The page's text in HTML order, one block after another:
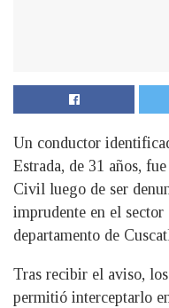
Un conductor
Estrada, de 31 años,
Civil luego de ser
imprudente en el
departamento de
Tras recibir el aviso,
permitió interceptarlo